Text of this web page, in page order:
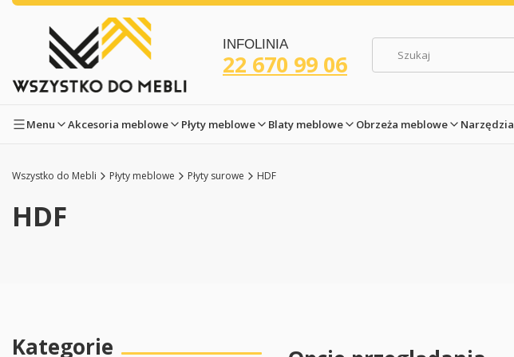
INFOLINIA
22 670 99 06
Menu Akcesoria meblowe Płyty meblowe Blaty meblowe Obrzeża meblowe Narzędzia
Wszystko do Mebli Płyty meblowe Płyty surowe HDF
HDF
Kategorie